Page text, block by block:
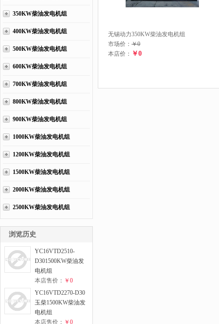
350KW柴油发电机组
400KW柴油发电机组
500KW柴油发电机组
600KW柴油发电机组
700KW柴油发电机组
800KW柴油发电机组
900KW柴油发电机组
1000KW柴油发电机组
1200KW柴油发电机组
1500KW柴油发电机组
2000KW柴油发电机组
2500KW柴油发电机组
浏览历史
YC16VTD2510-
D301500KW柴油发
电机组
本店售价： ￥0
YC16VTD2270-D30
玉柴1500KW柴油发
电机组
本店售价： ￥0
无锡动力350KW柴油发电机组
市场价： ￥0
本店价： ￥0